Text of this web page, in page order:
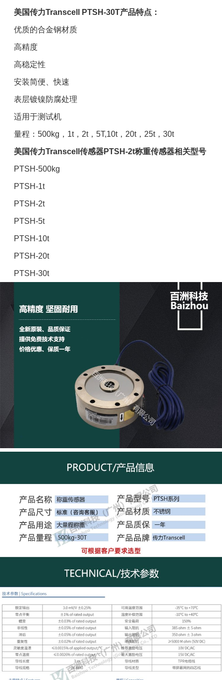
美国传力Transcell PTSH-30T产品特点：
优质的合金钢材质
高精度
高稳定性
安装简便、快速
表层镀镍防腐处理
适用于测试机
量程：500kg，1t，2t，5T,10t，20t，25t，30t
美国传力Transcell传感器PTSH-2t称重传感器相关型号
PTSH-500kg
PTSH-1t
PTSH-2t
PTSH-5t
PTSH-10t
PTSH-20t
PTSH-30t